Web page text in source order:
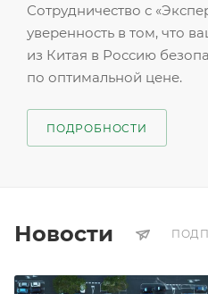
Сотрудничество с
уверенность в том, что
из Китая в Россию
по оптимальной цене.
ПОДРОБНОСТИ
Новости